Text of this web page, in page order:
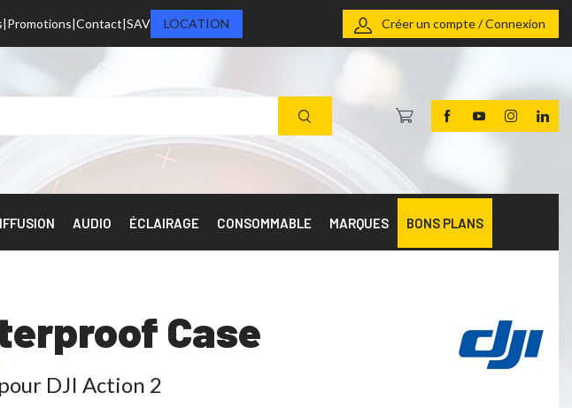
Promotions Contact SAV LOCATION Créer un compte / Connexion
AUDIO ÉCLAIRAGE CONSOMMABLE MARQUES BONS PLANS
Case
DJI Action 2